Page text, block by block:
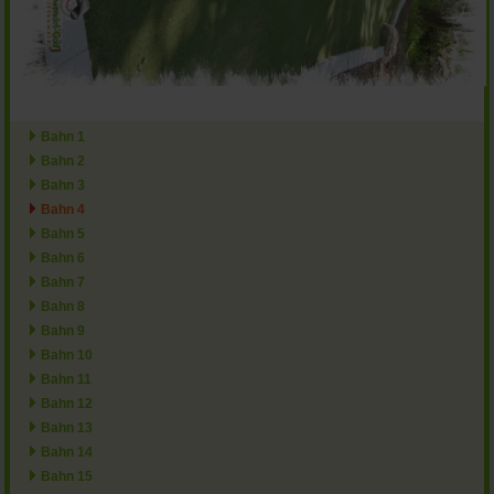
Bahn 1
Bahn 2
Bahn 3
Bahn 4
Bahn 5
Bahn 6
Bahn 7
Bahn 8
Bahn 9
Bahn 10
Bahn 11
Bahn 12
Bahn 13
Bahn 14
Bahn 15